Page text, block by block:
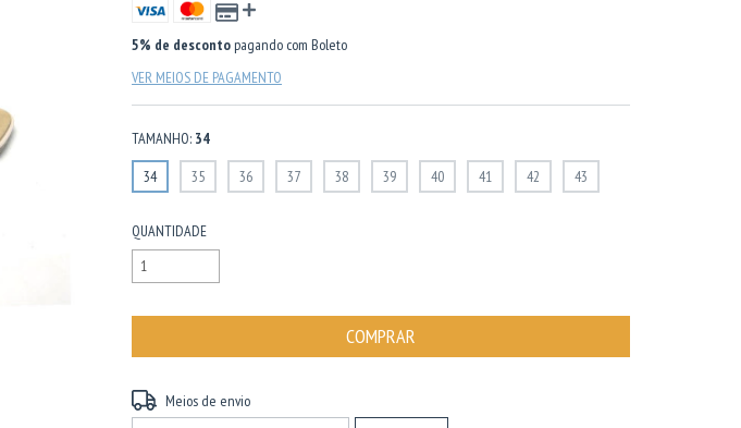
5% de descontopagando com Boleto
VER MEIOS DE PAGAMENTO
TAMANHO: 34
34
35 36 37 38 39 40 41 42 43
QUANTIDADE
Entregas para o CEP:
Meios de envio